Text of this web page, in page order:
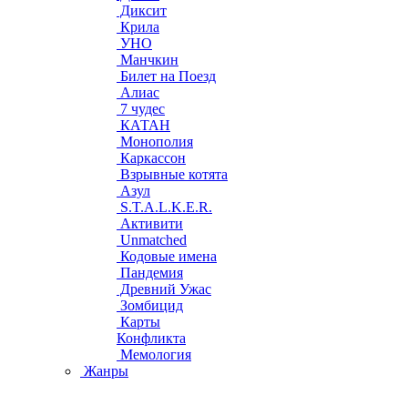
Диксит
Крила
УНО
Манчкин
Билет на Поезд
Алиас
7 чудес
КАТАН
Монополия
Каркассон
Взрывные котята
Азул
S.T.A.L.K.E.R.
Активити
Unmatched
Кодовые имена
Пандемия
Древний Ужас
Зомбицид
Карты
Конфликта
Мемология
Жанры